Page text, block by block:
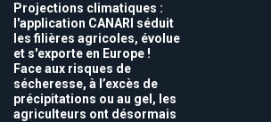
Projections climatiques :
l'application CANARI séduit
les filières agricoles, évolue
et s'exporte en Europe !
Face aux risques de
sécheresse, à l’excès de
précipitations ou au gel, les
agriculteurs ont désormais